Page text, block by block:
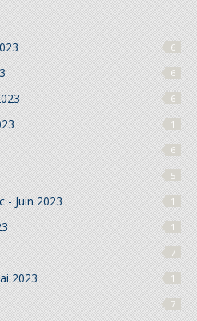
6
6
6
1
6
5
- Juin 2023 1
1
7
2023 1
7